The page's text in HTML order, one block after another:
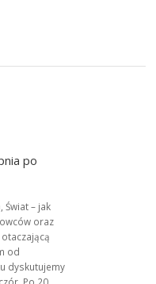
po
Świat – jak
oraz
od
dyskutujemy
Po 20